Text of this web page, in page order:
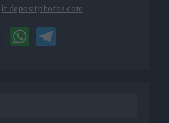
it.depositphotos.com